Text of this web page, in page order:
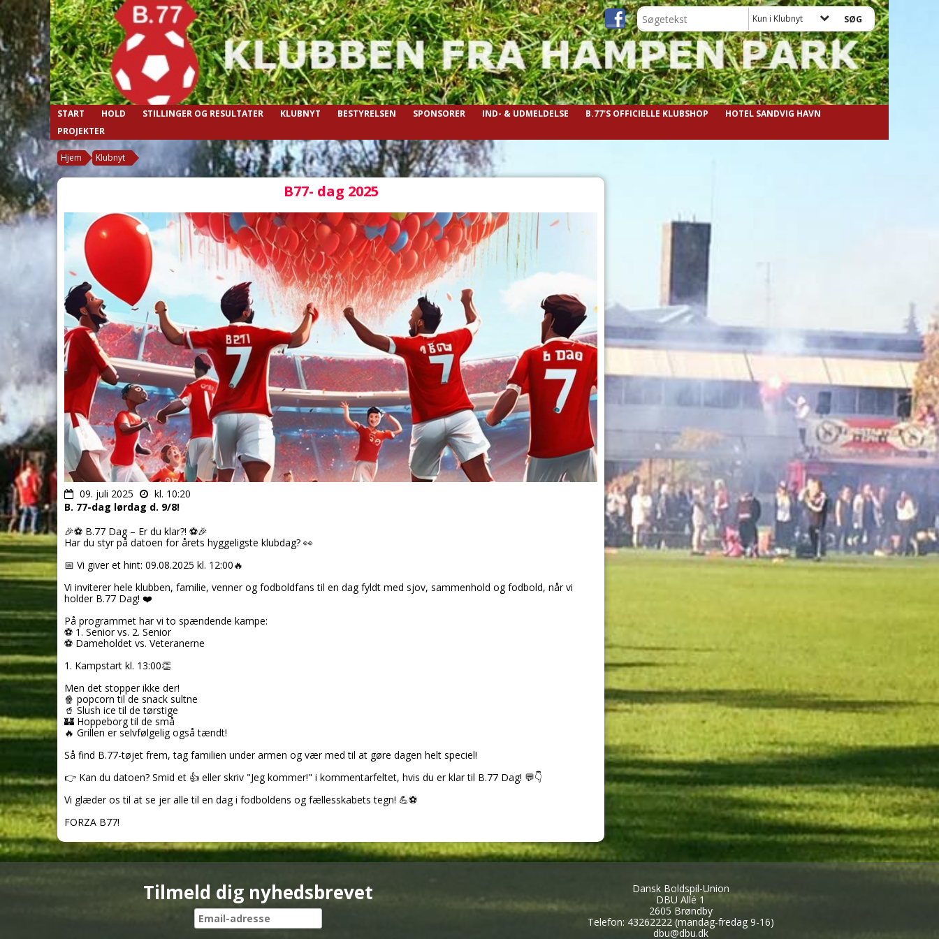
Kun i Klubnyt
START HOLD STILLINGER OG RESULTATER KLUBNYT BESTYRELSEN SPONSORER IND- & UDMELDELSE B.77'S OFFICIELLE KLUBSHOP
HOTEL SANDVIG HAVN
PROJEKTER
Hjem Klubnyt
B77- dag 2025
09. juli 2025
kl. 10:20
B. 77-dag lørdag d. 9/8!
🎉⚽ B.77 Dag – Er du klar?! ⚽🎉
Har du styr på datoen for årets hyggeligste klubdag? 👀
📅 Vi giver et hint: 09.08.2025 kl. 12:00🔥
Vi inviterer hele klubben, familie, venner og fodboldfans til en dag fyldt med sjov, sammenhold og fodbold, når vi
holder B.77 Dag! ❤️
På programmet har vi to spændende kampe:
⚽ 1. Senior vs. 2. Senior
⚽ Dameholdet vs. Veteranerne
1. Kampstart kl. 13:00👏
Men det stopper ikke der!
🍿 popcorn til de snack sultne
🥤 Slush ice til de tørstige
🏰 Hoppeborg til de små
🔥 Grillen er selvfølgelig også tændt!
Så find B.77-tøjet frem, tag familien under armen og vær med til at gøre dagen helt speciel!
👉 Kan du datoen? Smid et 👍 eller skriv "Jeg kommer!" i kommentarfeltet, hvis du er klar til B.77 Dag! 💬👇
Vi glæder os til at se jer alle til en dag i fodboldens og fællesskabets tegn! 💪⚽
FORZA B77!
Tilmeld dig nyhedsbrevet
Dansk Boldspil-Union
DBU Allé 1
2605 Brøndby
Telefon: 43262222 (mandag-fredag 9-16)
dbu@dbu.dk